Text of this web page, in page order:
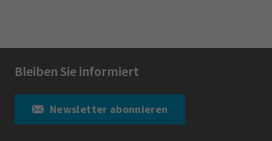
Bleiben Sie informiert
Newsletter abonnieren